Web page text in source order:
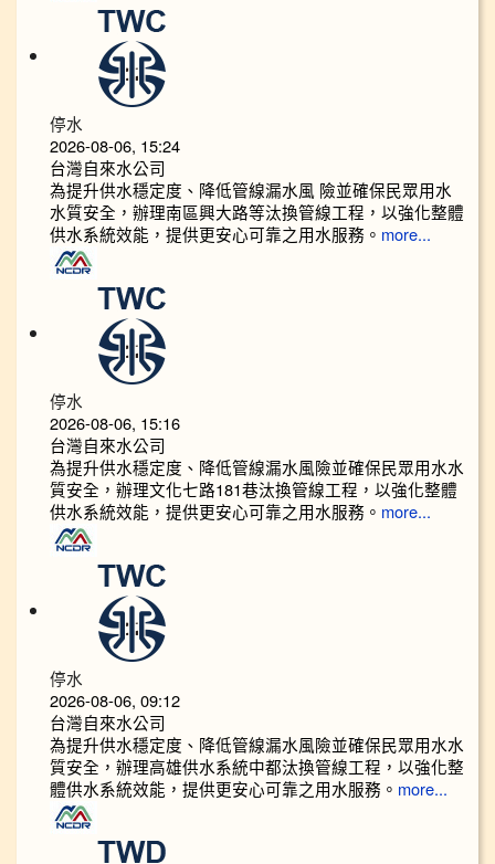
停水
2026-08-06, 15:24
台灣自來水公司
為提升供水穩定度、降低管線漏水風 險並確保民眾用水
水質安全，辦理南區興大路等汰換管線工程，以強化整體
供水系統效能，提供更安心可靠之用水服務。 more...
停水
2026-08-06, 15:16
台灣自來水公司
為提升供水穩定度、降低管線漏水風險並確保民眾用水水
質安全，辦理文化七路181巷汰換管線工程，以強化整體
供水系統效能，提供更安心可靠之用水服務。 more...
停水
2026-08-06, 09:12
台灣自來水公司
為提升供水穩定度、降低管線漏水風險並確保民眾用水水
質安全，辦理高雄供水系統中都汰換管線工程，以強化整
體供水系統效能，提供更安心可靠之用水服務。 more...